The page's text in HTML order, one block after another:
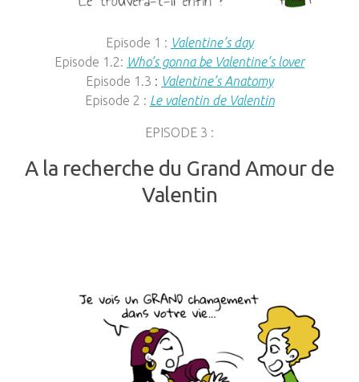
Episode 1 : Valentine’s day
Episode 1.2: Who’s gonna be Valentine’s lover
Episode 1.3 : Valentine’s Anatomy
Episode 2 : Le valentin de Valentin
EPISODE 3 :
A la recherche du Grand Amour de
Valentin